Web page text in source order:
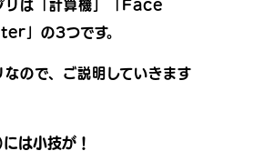
リは「計算機」「Face
」の3つです。
ので、ご説明していきます
は小技が！